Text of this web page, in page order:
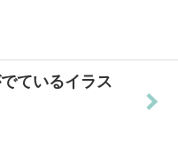
ているイラス